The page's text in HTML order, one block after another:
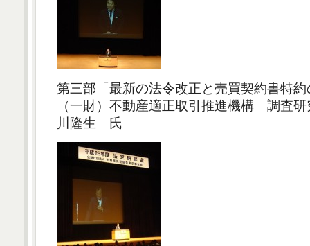
第三部「最新の法令改正と売買契約書特
（一財）不動産適正取引推進機構 調査
川隆生 氏